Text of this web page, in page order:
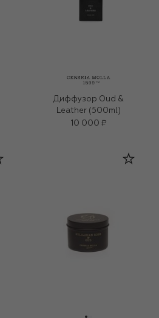
Диффузор Oud &
Leather (500ml)
10 000 ₽